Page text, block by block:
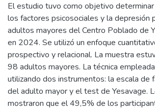
El estudio tuvo como objetivo
los factores psicosociales y la depresión
adultos mayores del Centro Poblado de
en 2024. Se utilizó un enfoque
prospectivo y relacional. La muestra
98 adultos mayores. La técnica
utilizando dos instrumentos: la escala de
del adulto mayor y el test de Yesavage.
mostraron que el 49,5% de los